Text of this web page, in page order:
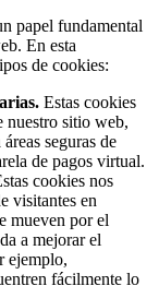
papel fundamental
En esta
de cookies:
Estas cookies
nuestro sitio web,
seguras de
de pagos virtual.
cookies nos
visitantes en
mueven por el
a mejorar el
ejemplo,
fácilmente lo